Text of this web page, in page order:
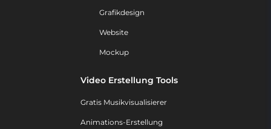
Grafikdesign
Website
Mockup
Video Erstellung Tools
Gratis Musikvisualisierer
Animations-Erstellung